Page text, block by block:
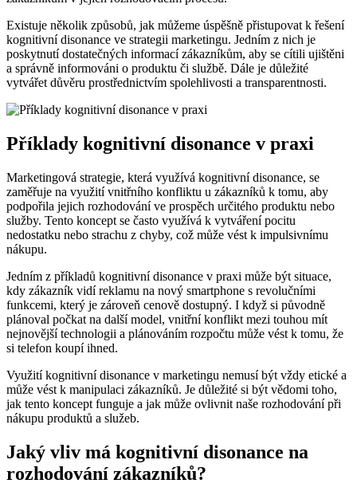
Existuje několik ‌způsobů,⁣ jak⁤ můžeme úspěšně přistupovat k‌ řešení
kognitivní disonance ve ​strategii marketingu. Jedním z nich je‌
poskytnutí dostatečných informací zákazníkům, ‍aby ⁣se⁤ cítili ujištěni
a správně informováni o produktu ⁤či službě.‌ Dále je důležité
vytvářet důvěru prostřednictvím⁢ spolehlivosti a transparentnosti.
Příklady kognitivní‌ disonance v ‍praxi
Marketingová strategie, která ‍využívá kognitivní disonance, ‌se
zaměřuje na⁤ využití vnitřního konfliktu ‌u zákazníků k ‌tomu, aby
⁤podpořila jejich rozhodování ve ⁤prospěch určitého produktu nebo
služby. Tento koncept se často využívá k vytváření pocitu
nedostatku nebo strachu z chyby, což⁤ může vést ⁤k⁤ impulsivnímu⁣
nákupu.
Jedním ‌z příkladů kognitivní disonance v praxi může být situace,
kdy zákazník vidí reklamu na nový smartphone s revolučními
funkcemi, který je zároveň cenově dostupný. ‌I když ⁢si původně
plánoval počkat na další model, vnitřní konflikt mezi touhou ⁤mít
‍nejnovější technologii a ​plánováním rozpočtu může vést k tomu, že
si telefon koupí ihned.
Využití kognitivní ⁤disonance v ⁣marketingu nemusí‌ být⁢ vždy etické a
⁤může vést k‌ manipulaci⁢ zákazníků. Je důležité si být‍ vědomi⁢ toho,
jak tento koncept⁤ funguje a ‌jak může ovlivnit naše rozhodování při
‌nákupu⁢ produktů⁢ a ‍služeb.
Jaký vliv‍ má kognitivní disonance ⁢na‍
rozhodování zákazníků?